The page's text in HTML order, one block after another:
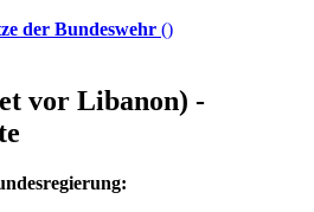
der Bundeswehr ()
vor Libanon) -